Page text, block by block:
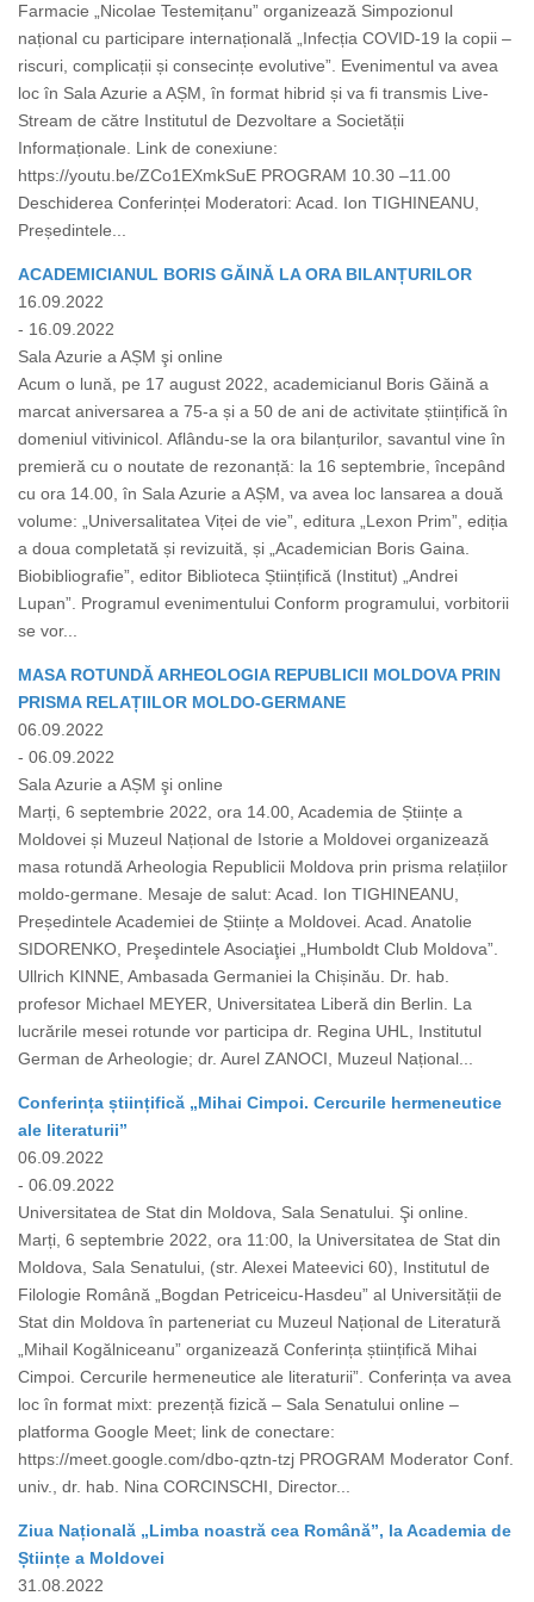
Farmacie „Nicolae Testemițanu” organizează Simpozionul
național cu participare internațională „Infecția COVID-19 la copii –
riscuri, complicații și consecințe evolutive”. Evenimentul va avea
loc în Sala Azurie a AȘM, în format hibrid și va fi transmis Live-
Stream de către Institutul de Dezvoltare a Societății
Informaționale. Link de conexiune:
https://youtu.be/ZCo1EXmkSuE PROGRAM 10.30 –11.00
Deschiderea Conferinței Moderatori: Acad. Ion TIGHINEANU,
Președintele...
ACADEMICIANUL BORIS GĂINĂ LA ORA BILANȚURILOR
16.09.2022
- 16.09.2022
Sala Azurie a AȘM şi online
Acum o lună, pe 17 august 2022, academicianul Boris Găină a
marcat aniversarea a 75-a și a 50 de ani de activitate științifică în
domeniul vitivinicol. Aflându-se la ora bilanțurilor, savantul vine în
premieră cu o noutate de rezonanță: la 16 septembrie, începând
cu ora 14.00, în Sala Azurie a AȘM, va avea loc lansarea a două
volume: „Universalitatea Viței de vie”, editura „Lexon Prim”, ediția
a doua completată și revizuită, și „Academician Boris Gaina.
Biobibliografie”, editor Biblioteca Științifică (Institut) „Andrei
Lupan”. Programul evenimentului Conform programului, vorbitorii
se vor...
MASA ROTUNDĂ ARHEOLOGIA REPUBLICII MOLDOVA PRIN
PRISMA RELAȚIILOR MOLDO-GERMANE
06.09.2022
- 06.09.2022
Sala Azurie a AȘM şi online
Marți, 6 septembrie 2022, ora 14.00, Academia de Științe a
Moldovei și Muzeul Național de Istorie a Moldovei organizează
masa rotundă Arheologia Republicii Moldova prin prisma relațiilor
moldo-germane. Mesaje de salut: Acad. Ion TIGHINEANU,
Președintele Academiei de Științe a Moldovei. Acad. Anatolie
SIDORENKO, Preşedintele Asociaţiei „Humboldt Club Moldova”.
Ullrich KINNE, Ambasada Germaniei la Chișinău. Dr. hab.
profesor Michael MEYER, Universitatea Liberă din Berlin. La
lucrările mesei rotunde vor participa dr. Regina UHL, Institutul
German de Arheologie; dr. Aurel ZANOCI, Muzeul Național...
Conferința științifică „Mihai Cimpoi. Cercurile hermeneutice
ale literaturii”
06.09.2022
- 06.09.2022
Universitatea de Stat din Moldova, Sala Senatului. Şi online.
Marți, 6 septembrie 2022, ora 11:00, la Universitatea de Stat din
Moldova, Sala Senatului, (str. Alexei Mateevici 60), Institutul de
Filologie Română „Bogdan Petriceicu-Hasdeu” al Universității de
Stat din Moldova în parteneriat cu Muzeul Național de Literatură
„Mihail Kogălniceanu” organizează Conferința științifică Mihai
Cimpoi. Cercurile hermeneutice ale literaturii”. Conferința va avea
loc în format mixt: prezență fizică – Sala Senatului online –
platforma Google Meet; link de conectare:
https://meet.google.com/dbo-qztn-tzj PROGRAM Moderator Conf.
univ., dr. hab. Nina CORCINSCHI, Director...
Ziua Națională „Limba noastră cea Română”, la Academia de
Științe a Moldovei
31.08.2022